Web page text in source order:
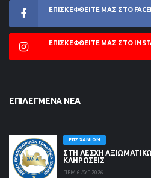
ΕΠΙΣΚΕΦΘΕΊΤΕ ΜΑΣ ΣΤΟ
ΕΠΙΣΚΕΦΘΕΊΤΕ ΜΑΣ ΣΤΟ
ΕΠΙΛΕΓΜΈΝΑ ΝΈΑ
ΕΠΣ ΧΑΝΊΩΝ
ΣΤΗ ΛΈΣΧΗ
ΚΛΗΡΏΣΕΙΣ
ΠΕΜ 6 ΑΥΓ 2026